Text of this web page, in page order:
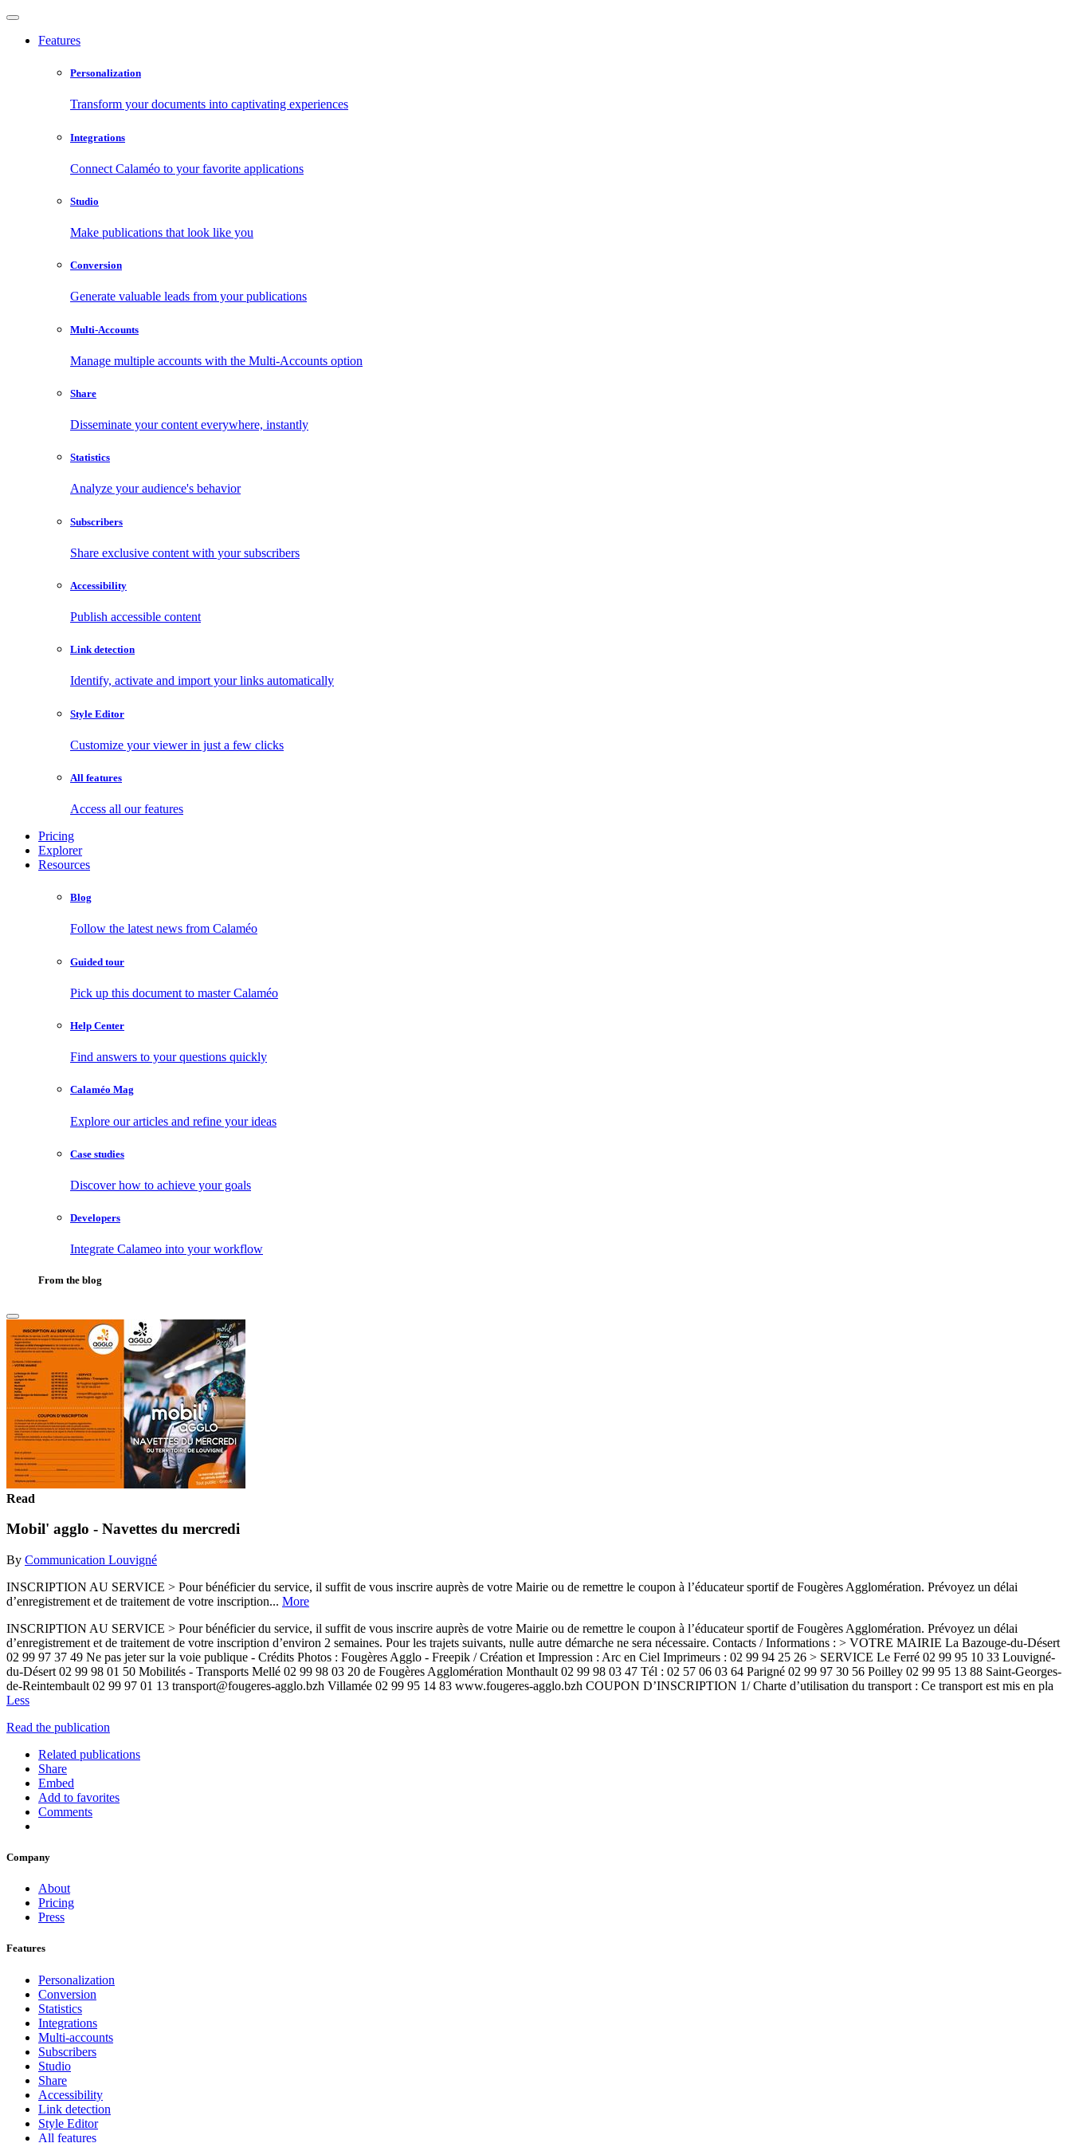
Features
Personalization
Transform your documents into captivating experiences
Integrations
Connect Calaméo to your favorite applications
Studio
Make publications that look like you
Conversion
Generate valuable leads from your publications
Multi-Accounts
Manage multiple accounts with the Multi-Accounts option
Share
Disseminate your content everywhere, instantly
Statistics
Analyze your audience's behavior
Subscribers
Share exclusive content with your subscribers
Accessibility
Publish accessible content
Link detection
Identify, activate and import your links automatically
Style Editor
Customize your viewer in just a few clicks
All features
Access all our features
Pricing
Explorer
Resources
Blog
Follow the latest news from Calaméo
Guided tour
Pick up this document to master Calaméo
Help Center
Find answers to your questions quickly
Calaméo Mag
Explore our articles and refine your ideas
Case studies
Discover how to achieve your goals
Developers
Integrate Calameo into your workflow
From the blog
Read
Mobil' agglo - Navettes du mercredi
By Communication Louvigné
INSCRIPTION AU SERVICE > Pour bénéficier du service, il suffit de vous inscrire auprès de votre Mairie ou de remettre le coupon à l’éducateur sportif de Fougères Agglomération. Prévoyez un délai
d’enregistrement et de traitement de votre inscription... More
INSCRIPTION AU SERVICE > Pour bénéficier du service, il suffit de vous inscrire auprès de votre Mairie ou de remettre le coupon à l’éducateur sportif de Fougères Agglomération. Prévoyez un délai
d’enregistrement et de traitement de votre inscription d’environ 2 semaines. Pour les trajets suivants, nulle autre démarche ne sera nécessaire. Contacts / Informations : > VOTRE MAIRIE La Bazouge-du-Désert
02 99 97 37 49 Ne pas jeter sur la voie publique - Crédits Photos : Fougères Agglo - Freepik / Création et Impression : Arc en Ciel Imprimeurs : 02 99 94 25 26 > SERVICE Le Ferré 02 99 95 10 33 Louvigné-
du-Désert 02 99 98 01 50 Mobilités - Transports Mellé 02 99 98 03 20 de Fougères Agglomération Monthault 02 99 98 03 47 Tél : 02 57 06 03 64 Parigné 02 99 97 30 56 Poilley 02 99 95 13 88 Saint-Georges-
de-Reintembault 02 99 97 01 13 transport@fougeres-agglo.bzh Villamée 02 99 95 14 83 www.fougeres-agglo.bzh COUPON D’INSCRIPTION 1/ Charte d’utilisation du transport : Ce transport est mis en pla
Less
Read the publication
Related publications
Share
Embed
Add to favorites
Comments
Company
About
Pricing
Press
Features
Personalization
Conversion
Statistics
Integrations
Multi-accounts
Subscribers
Studio
Share
Accessibility
Link detection
Style Editor
All features